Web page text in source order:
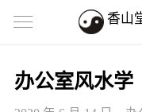
香山
办公室风水学